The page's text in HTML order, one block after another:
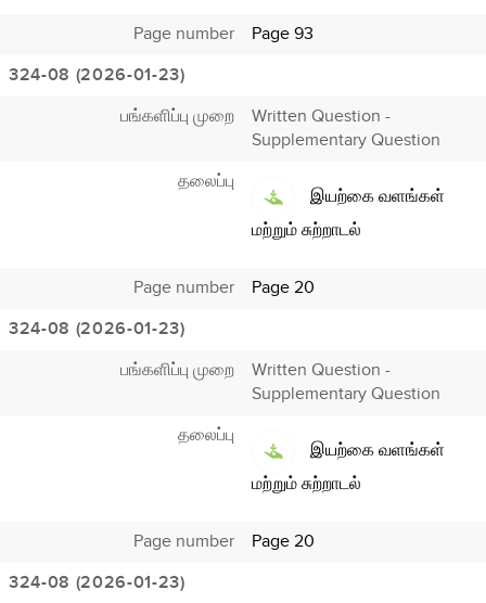
Page number
Page 93
324-08 (2026-01-23)
பங்களிப்பு முறை
Written Question -
Supplementary Question
தலைப்பு
இயற்கை வளங்கள்
மற்றும் சுற்றாடல்
Page number
Page 20
324-08 (2026-01-23)
பங்களிப்பு முறை
Written Question -
Supplementary Question
தலைப்பு
இயற்கை வளங்கள்
மற்றும் சுற்றாடல்
Page number
Page 20
324-08 (2026-01-23)